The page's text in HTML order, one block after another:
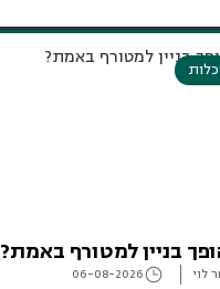
בניין למטורף באמת?
לוי 06-08-2026